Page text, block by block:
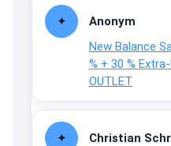
Anonym
New Balance
% + 30 %
OUTLET
Christian
aperitivo.de/
2:38
↩
Das